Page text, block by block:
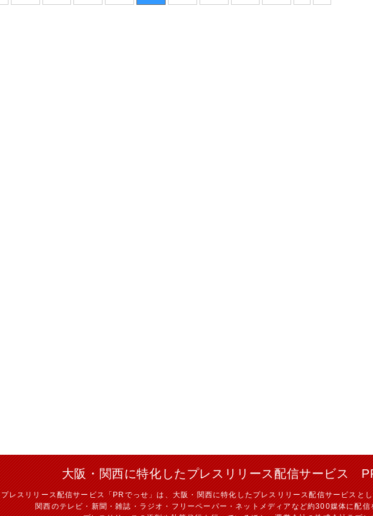
大阪・関西に特化したプレスリリース配信サービス
プレスリリース配信サービス「PRでっせ」は、大阪・関西に特化したプレスリリース配信サービスと
関西のテレビ・新聞・雑誌・ラジオ・フリーペーパー・ネットメディアなど約300媒体に配